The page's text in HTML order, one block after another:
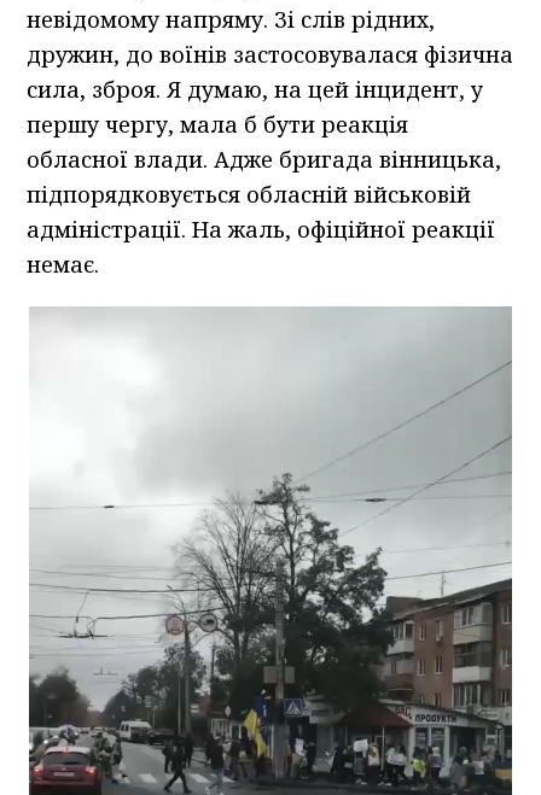
невідомому напряму. Зі слів рідних,
дружин, до воїнів застосовувалася фізична
сила, зброя. Я думаю, на цей інцидент, у
першу чергу, мала б бути реакція
обласної влади. Адже бригада вінницька,
підпорядковується обласній військовій
адміністрації. На жаль, офіційної реакції
немає.